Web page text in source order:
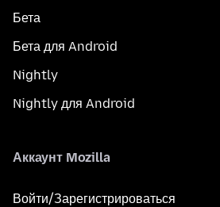
Бета
Бета для Android
Nightly
Nightly для Android
Аккаунт Mozilla
Войти/Зарегистрироваться